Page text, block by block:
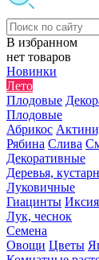
В избранном
нет товаров
Новинки
Лето
Плодовые
Плодовые
Абрикос
Рябина Слива
Декоративные
Деревья,
Луковичные
Гиацинты Иксия
Лук, чеснок
Семена
Овощи Цветы